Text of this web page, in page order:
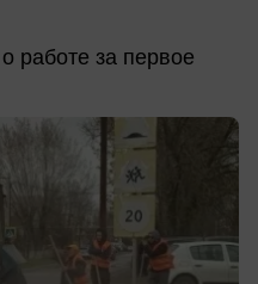
работе за первое